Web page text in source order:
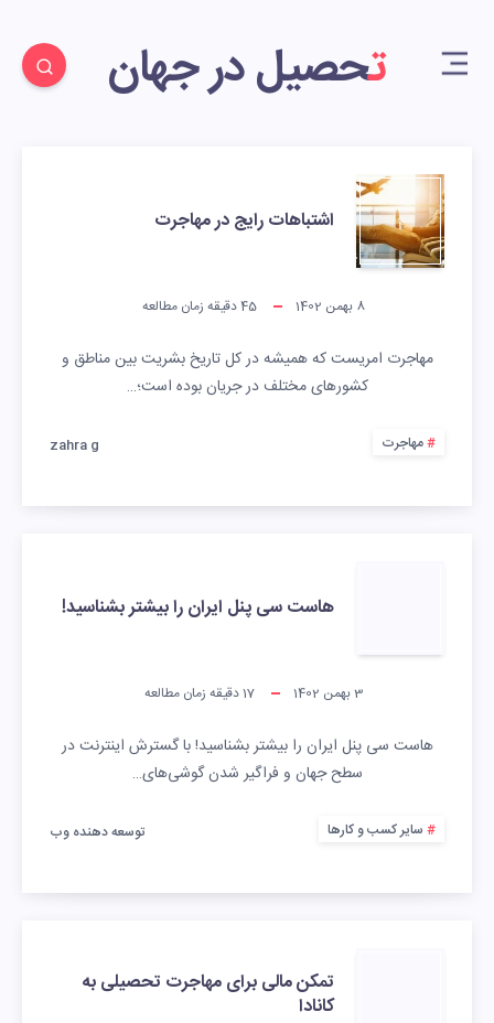
تحصیل در جهان
اشتباهات رایج در مهاجرت
8 بهمن 1402 45دقیقه زمان مطالعه
مهاجرت امریست که همیشه در کل تاریخ بشریت بین مناطق و
کشورهای مختلف در جریان بوده است؛…
مهاجرت zahra g
هاست سی پنل ایران را بیشتر بشناسید!
3 بهمن 1402 17دقیقه زمان مطالعه
هاست سی پنل ایران را بیشتر بشناسید! با گسترش اینترنت در
سطح جهان و فراگیر شدن گوشی‌های…
سایر کسب و کارها توسعه دهنده وب
تمکن مالی برای مهاجرت تحصیلی به
کانادا